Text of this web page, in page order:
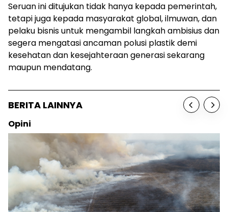
Seruan ini ditujukan tidak hanya kepada pemerintah,
tetapi juga kepada masyarakat global, ilmuwan, dan
pelaku bisnis untuk mengambil langkah ambisius dan
segera mengatasi ancaman polusi plastik demi
kesehatan dan kesejahteraan generasi sekarang
maupun mendatang.
BERITA LAINNYA
Opini